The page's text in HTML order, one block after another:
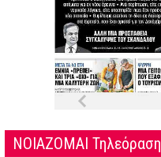
ΝΟΙΑΖΟΜΑΙ Τηλεόραση